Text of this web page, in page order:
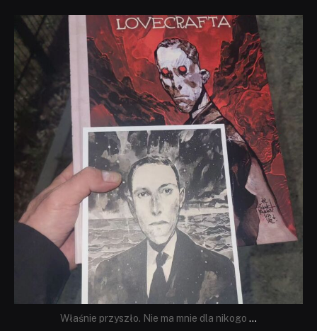
dobryhorror
Wrz 19
Właśnie przyszło. Nie ma mnie dla nikogo ...